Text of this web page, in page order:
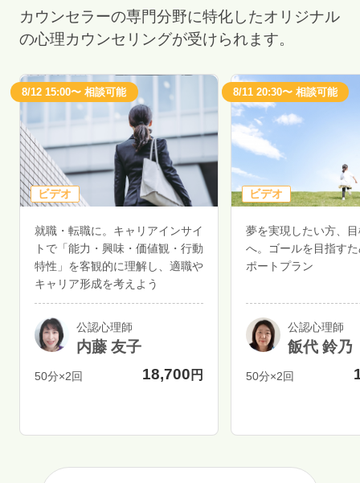
カウンセラーの専門分野に特化したオリジナル
の心理カウンセリングが受けられます。
8/12 15:00〜 相談可能
ビデオ
就職・転職に。キャリアインサイ
トで「能力・興味・価値観・行動
特性」を客観的に理解し、適職や
キャリア形成を考えよう
公認心理師
内藤 友子
50分×2回 18,700 円
8/11 20:30〜 相談可能
ビデオ
夢を実現したい方、
へ。ゴールを目指す
ポートプラン
公認心理師
飯代 鈴乃
50分×2回